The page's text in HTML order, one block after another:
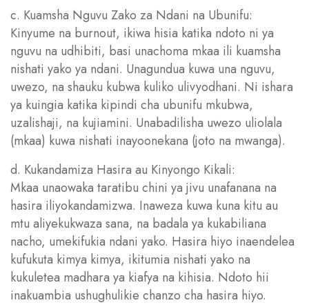
c. Kuamsha Nguvu Zako za Ndani na Ubunifu:
Kinyume na burnout, ikiwa hisia katika ndoto ni ya
nguvu na udhibiti, basi unachoma mkaa ili kuamsha
nishati yako ya ndani. Unagundua kuwa una nguvu,
uwezo, na shauku kubwa kuliko ulivyodhani. Ni ishara
ya kuingia katika kipindi cha ubunifu mkubwa,
uzalishaji, na kujiamini. Unabadilisha uwezo uliolala
(mkaa) kuwa nishati inayoonekana (joto na mwanga).
d. Kukandamiza Hasira au Kinyongo Kikali:
Mkaa unaowaka taratibu chini ya jivu unafanana na
hasira iliyokandamizwa. Inaweza kuwa kuna kitu au
mtu aliyekukwaza sana, na badala ya kukabiliana
nacho, umekifukia ndani yako. Hasira hiyo inaendelea
kufukuta kimya kimya, ikitumia nishati yako na
kukuletea madhara ya kiafya na kihisia. Ndoto hii
inakuambia ushughulikie chanzo cha hasira hiyo.